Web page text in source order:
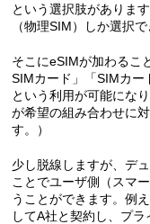
という選択肢がありま
（物理SIM）しか選択
そこにeSIMが加わるこ
SIMカード」「SIMカー
という利用が可能にな
が希望の組み合わせに
す。）
少し脱線しますが、デ
ことでユーザ側（スマ
うことができます。例
してA社と契約し、プ